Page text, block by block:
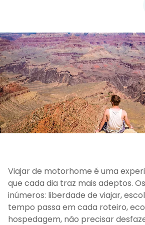
Viajar de motorhome é uma
que cada dia traz mais adeptos.
inúmeros: liberdade de viajar,
tempo passa em cada roteiro,
hospedagem, não precisar